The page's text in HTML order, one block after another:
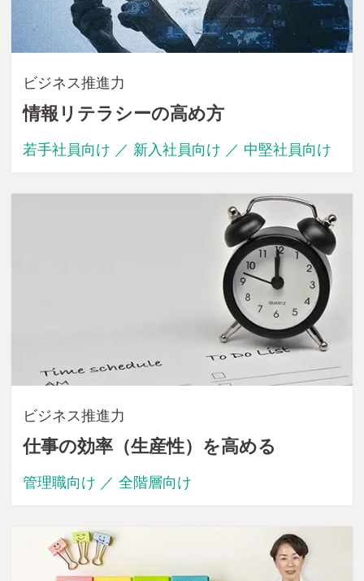
ビジネス推進力
情報リテラシーの高め方
若手社員向け ／ 新入社員向け ／ 中堅社員向け
ビジネス推進力
仕事の効率（生産性）を高める
管理職向け ／ 全階層向け